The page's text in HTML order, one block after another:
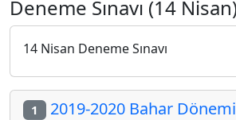
Deneme Sınavı (14
14 Nisan Deneme Sınavı
1 2019-2020 Bahar Dönemi